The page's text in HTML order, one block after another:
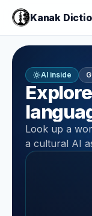
Kanak
AI inside
Look up a
a cultural AI